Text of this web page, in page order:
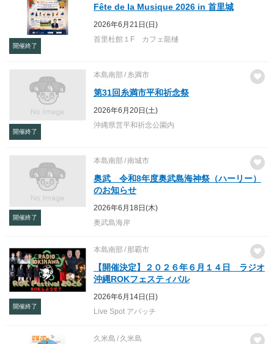
開催終了
Fête de la Musique 2026 in 首里城
2026年6月21日(日)
首里杜館１F カフェ龍樋
開催終了
本島南部 糸満市
第31回糸満市平和祈念祭
2026年6月20日(土)
沖縄県営平和祈念公園内
開催終了
本島南部 南城市
奥武 令和8年度奥武島海神祭（ハーリー）
のお知らせ
2026年6月18日(木)
奥武島海岸
開催終了
本島南部 那覇市
【開催決定】２０２６年６月１４日 ラジオ
沖縄ROKフェスティバル
2026年6月14日(日)
Live Spot アパッチ
久米島 久米島